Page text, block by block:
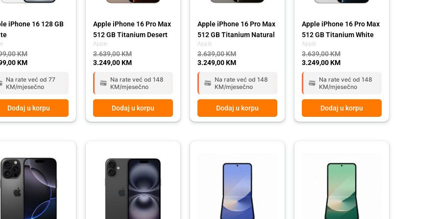
iPhone 16 128 GB
KM
KM
Na rate već od 77
KM/mjesečno
Dodaj u korpu
Apple
Apple iPhone 16 Pro Max
512 GB Titanium Desert
3.639,00KM
3.249,00KM
Na rate već od 148
KM/mjesečno
Dodaj u korpu
Apple
Apple iPhone 16 Pro Max
512 GB Titanium Natural
3.639,00KM
3.249,00KM
Na rate već od 148
KM/mjesečno
Dodaj u korpu
Apple
Apple iPhone 16 Pro Max
512 GB Titanium White
3.639,00KM
3.249,00KM
Na rate već od 148
KM/mjesečno
Dodaj u korpu
KM.
KM.
was:
1.999,00 KM.
1.699,00 KM.